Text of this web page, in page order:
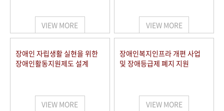
VIEW MORE VIEW MORE
장애인 자립생활 실현을 위한
장애인활동지원제도 설계
VIEW MORE
장애인복지인프라 개편 사업
및 장애등급제 폐지 지원
VIEW MORE